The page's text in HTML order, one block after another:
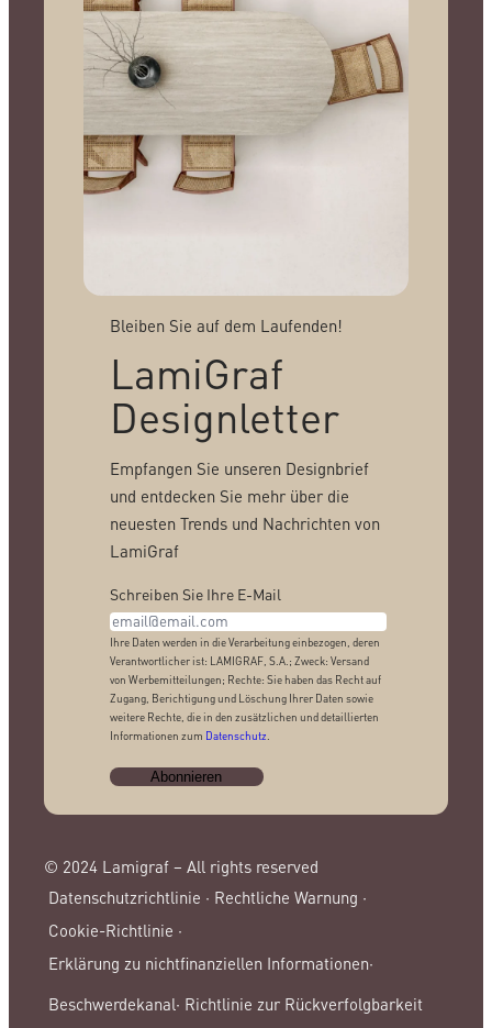
Bleiben Sie auf dem Laufenden!
LamiGraf
Designletter
Empfangen Sie unseren Designbrief
und entdecken Sie mehr über die
neuesten Trends und Nachrichten von
LamiGraf
Schreiben Sie Ihre E-Mail
Ihre Daten werden in die Verarbeitung einbezogen, deren
Verantwortlicher ist: LAMIGRAF, S.A.; Zweck: Versand
von Werbemitteilungen; Rechte: Sie haben das Recht auf
Zugang, Berichtigung und Löschung Ihrer Daten sowie
weitere Rechte, die in den zusätzlichen und detaillierten
Informationen zum Datenschutz
© 2024 Lamigraf – All rights reserved
Datenschutzrichtlinie · Rechtliche Warnung ·
Cookie-Richtlinie ·
Erklärung zu nichtfinanziellen Informationen·
Beschwerdekanal· Richtlinie zur Rückverfolgbarkeit